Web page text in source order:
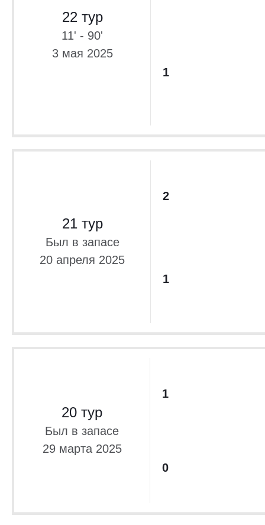
22 тур
11' - 90'
3 мая 2025
1
21 тур
Был в запасе
20 апреля 2025
2
1
20 тур
Был в запасе
29 марта 2025
1
0